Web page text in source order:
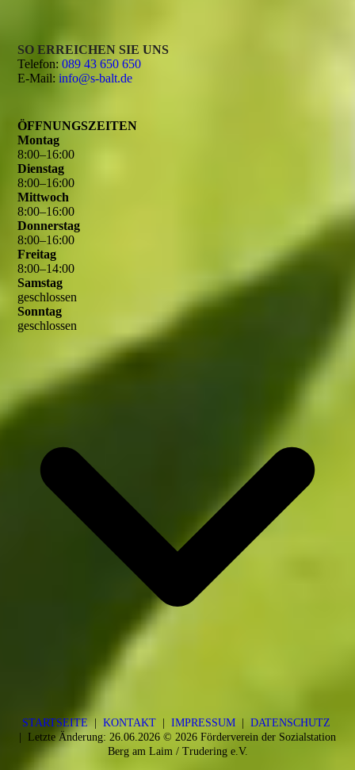
SO ERREICHEN SIE UNS
Telefon: 089 43 650 650
E-Mail: info@s-balt.de
ÖFFNUNGSZEITEN
Montag
8:00–16:00
Dienstag
8:00–16:00
Mittwoch
8:00–16:00
Donnerstag
8:00–16:00
Freitag
8:00–14:00
Samstag
geschlossen
Sonntag
geschlossen
STARTSEITE KONTAKT| IMPRESSUM| DATENSCHUTZ
| Letzte Änderung: 26.06.2026 © 2026 Förderverein der Sozialstation
Berg am Laim / Trudering e.V.